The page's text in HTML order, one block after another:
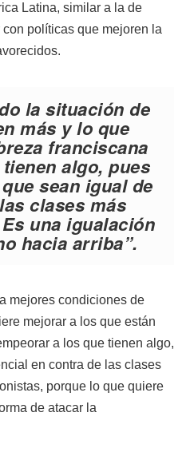
Latina, similar a la de
políticas que mejoren la
la situación de
más y lo que
franciscana
algo, pues
sean igual de
clases más
una igualación
hacia arriba”.
mejores condiciones de
mejorar a los que están
a los que tienen algo,
en contra de las clases
porque lo que quiere
de atacar la